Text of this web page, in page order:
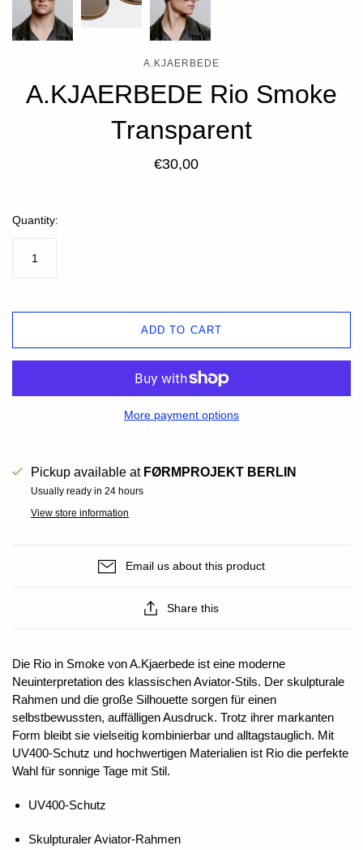
A.KJAERBEDE
A.KJAERBEDE Rio Smoke
Transparent
€30,00
Quantity:
ADD TO CART
More payment options
Pickup available at FØRMPROJEKT BERLIN
Usually ready in 24 hours
View store information
Email us about this product
Share this
Die Rio in Smoke von A.Kjaerbede ist eine moderne
Neuinterpretation des klassischen Aviator-Stils. Der skulpturale
Rahmen und die große Silhouette sorgen für einen
selbstbewussten, auffälligen Ausdruck. Trotz ihrer markanten
Form bleibt sie vielseitig kombinierbar und alltagstauglich. Mit
UV400-Schutz und hochwertigen Materialien ist Rio die perfekte
Wahl für sonnige Tage mit Stil.
UV400-Schutz
Skulpturaler Aviator-Rahmen